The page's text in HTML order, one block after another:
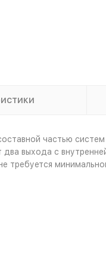
частью
выхода с
требуется